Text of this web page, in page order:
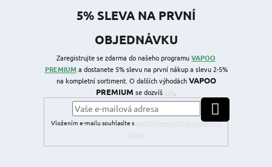
5% SLEVA NA PRVNÍ
OBJEDNÁVKU
Zaregistrujte se zdarma do našeho programuVAPOO
PREMIUMa dostanete 5% slevu na první nákup a slevu 2-5%
na kompletní sortiment. O dalších výhodáchVAPOO
PREMIUM se dozvíš .
Vložením e-mailu souhlasíte s
podmínkami ochrany osobních